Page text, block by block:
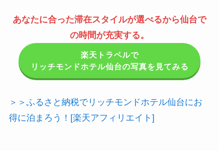
あなたに合った滞在スタイルが選べるから仙台で
の時間が充実する。
楽天トラベルで
リッチモンドホテル仙台の写真を見てみる
＞＞ふるさと納税でリッチモンドホテル仙台にお
得に泊まろう！[楽天アフィリエイト]